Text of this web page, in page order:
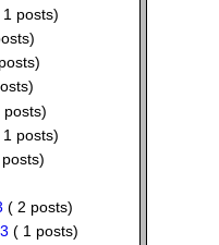
posts)
posts)
( 2 posts)
( 1 posts)